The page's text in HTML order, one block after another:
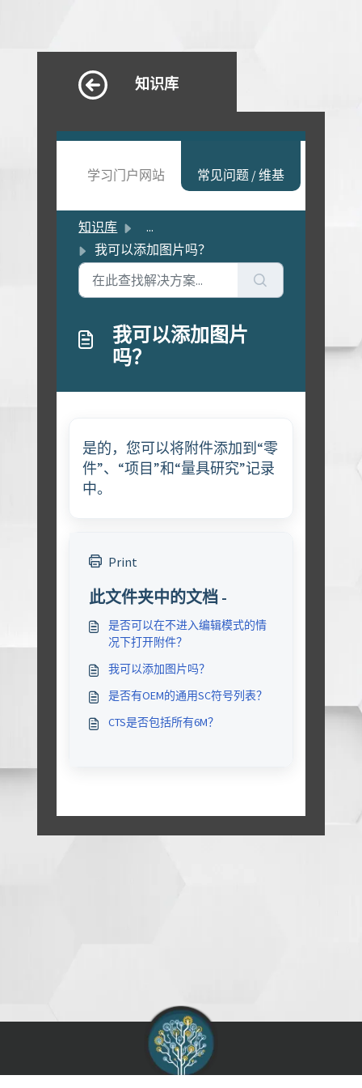
知识库
学习门户网站 常见问题 / 维基
知识库
...
我可以添加图片吗？
我可以添加图片
吗？
是的，您可以将附件添加到“零
件”、“项目”和“量具研究”记录
中。
Print
此文件夹中的文档 -
是否可以在不进入编辑模式的情
况下打开附件？
我可以添加图片吗？
是否有OEM的通用SC符号列表？
CTS是否包括所有6M？